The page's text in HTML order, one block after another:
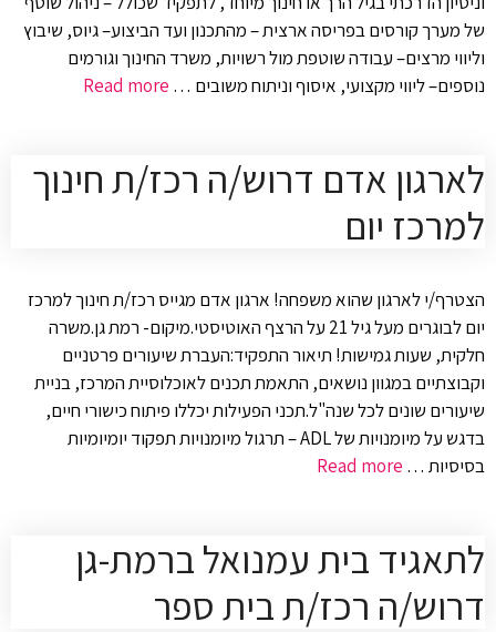
של מערך קורסים בפריסה ארצית – מהתכנון ועד הביצוע– גיוס, שיבוץ
וליווי מרצים– עבודה שוטפת מול רשויות, משרד החינוך וגורמים
נוספים– ליווי מקצועי, איסוף וניתוח משובים … Read more
לארגון אדם דרוש/ה רכז/ת חינוך
למרכז יום
הצטרף/י לארגון שהוא משפחה! ארגון אדם מגייס רכז/ת חינוך למרכז
יום לבוגרים מעל גיל 21 על הרצף האוטיסטי.מיקום- רמת גן.משרה
חלקית, שעות גמישות! תיאור התפקיד:העברת שיעורים פרטניים
וקבוצתיים במגוון נושאים, התאמת תכנים לאוכלוסיית המרכז, בניית
שיעורים שונים לכל שנה"ל.תכני הפעילות יכללו פיתוח כישורי חיים,
בדגש על מיומנויות של ADL – תרגול מיומנויות תפקוד יומיומיות
בסיסיות … Read more
לתאגיד בית עמנואל ברמת-גן
דרוש/ה רכז/ת בית ספר